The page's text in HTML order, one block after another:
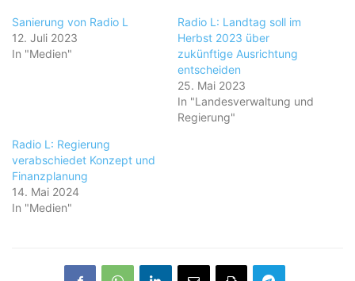
Sanierung von Radio L
12. Juli 2023
In "Medien"
Radio L: Landtag soll im
Herbst 2023 über
zukünftige Ausrichtung
entscheiden
25. Mai 2023
In "Landesverwaltung und
Regierung"
Radio L: Regierung
verabschiedet Konzept und
Finanzplanung
14. Mai 2024
In "Medien"